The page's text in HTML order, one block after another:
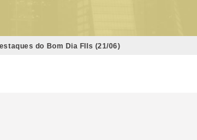
do Bom Dia FIIs (21/06)